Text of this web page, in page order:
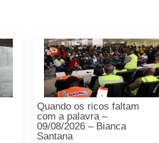
Quando os ricos faltam
com a palavra –
09/08/2026 – Bianca
Santana